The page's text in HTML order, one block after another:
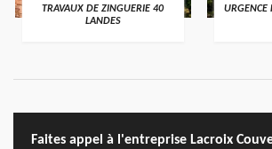
TRAVAUX DE ZINGUERIE 40
LANDES
URGENCE
Faites appel à l'entreprise Lacroix